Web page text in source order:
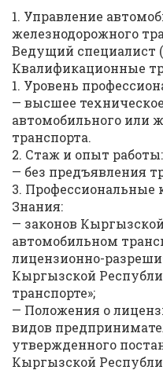
1. Управление
железнодорожного
Ведущий специалист
Квалификационные
1. Уровень
— высшее
автомобильного или
транспорта.
2. Стаж и опыт работы:
— без предъявления
3. Профессиональные
Знания:
— законов
автомобильном
лицензионно-
Кыргызской
транспорте»;
— Положения о
видов
утвержденного
Кыргызской